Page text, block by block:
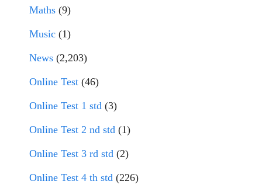
Maths (9)
Music (1)
News (2,203)
Online Test (46)
Online Test 1 std (3)
Online Test 2 nd std (1)
Online Test 3 rd std (2)
Online Test 4 th std (226)